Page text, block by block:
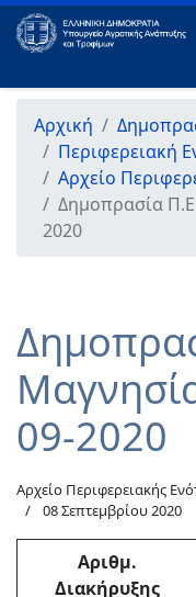
Αρχική
Περιφερειακή
Αρχείο
Δημοπρασία
2020
09-2020
Αρχείο Περιφερειακής
08 Σεπτεμβρίου 2020
Αριθμ.
Διακήρυξης